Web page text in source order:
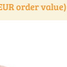
order